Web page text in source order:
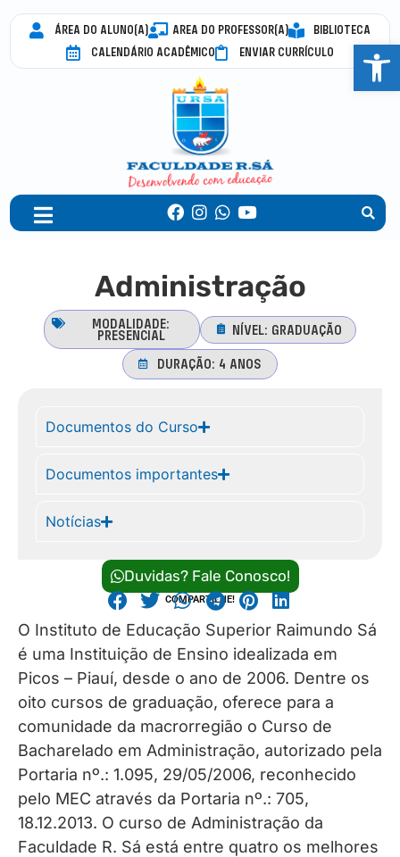
ÁREA DO ALUNO(A) AREA DO PROFESSOR(A)
BIBLIOTECA
CALENDÁRIO ACADÊMICO
ENVIAR CURRÍCULO
Administração
MODALIDADE:
PRESENCIAL
NÍVEL: GRADUAÇÃO
DURAÇÃO: 4 ANOS
Documentos do Curso
Documentos importantes
Notícias
Duvidas? Fale Conosco!
COMPARTILHE!
O Instituto de Educação Superior Raimundo Sá
é uma Instituição de Ensino idealizada em
Picos – Piauí, desde o ano de 2006. Dentre os
oito cursos de graduação, oferece para a
comunidade da macrorregião o Curso de
Bacharelado em Administração, autorizado pela
Portaria nº.: 1.095, 29/05/2006, reconhecido
pelo MEC através da Portaria nº.: 705,
18.12.2013. O curso de Administração da
Faculdade R. Sá está entre quatro os melhores
Abrir